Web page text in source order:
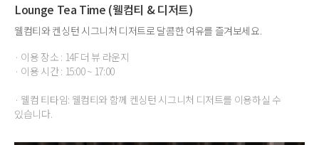
Lounge Tea Time (웰컴티 & 디저트)
웰컴티와 켄싱턴 시그니처 디저트로 달콤한 여유를 즐겨보세요.
· 이용 장소 : 14F 더 뷰 라운지
· 이용 시간 : 15:00 ~ 17:00
· 웰컴 티타임: 웰컴티와 함께 켄싱턴 시그니처 디저트를 이용하실 수
있습니다.